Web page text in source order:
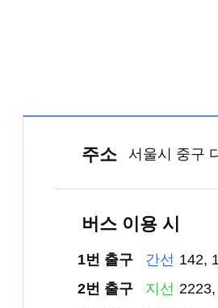
주소 서울시 중구
버스 이용 시
1번 출구 간선 142,
2번 출구
지선